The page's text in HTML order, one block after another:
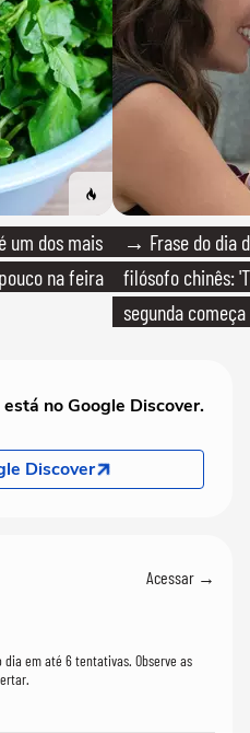
um dos mais
na feira
→ Frase do dia
filósofo chinês:
segunda
no Google Discover.
Discover
Acessar →
dia em até 6 tentativas. Observe as